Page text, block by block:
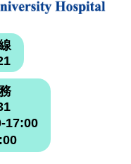
17:00